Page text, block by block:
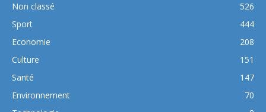
Non classé
526
Sport
444
Economie
208
Culture
151
Santé
147
Environnement
70